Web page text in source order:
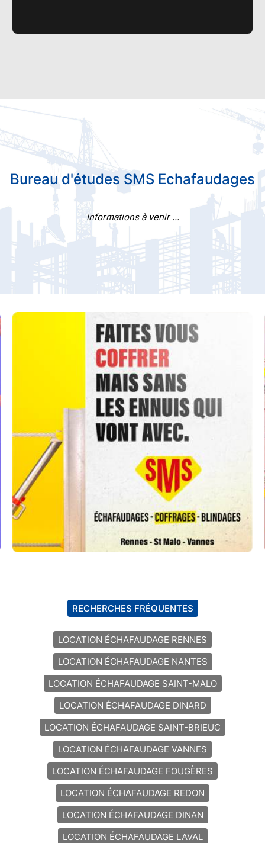
Bureau d'études SMS Echafaudages
Informations à venir ...
RECHERCHES FRÉQUENTES
LOCATION ÉCHAFAUDAGE RENNES
LOCATION ÉCHAFAUDAGE NANTES
LOCATION ÉCHAFAUDAGE SAINT-MALO
LOCATION ÉCHAFAUDAGE DINARD
LOCATION ÉCHAFAUDAGE SAINT-BRIEUC
LOCATION ÉCHAFAUDAGE VANNES
LOCATION ÉCHAFAUDAGE FOUGÈRES
LOCATION ÉCHAFAUDAGE REDON
LOCATION ÉCHAFAUDAGE DINAN
LOCATION ÉCHAFAUDAGE LAVAL